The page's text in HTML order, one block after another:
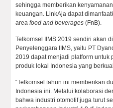
sehingga memberikan
keuangan. LinkAja dapat
area food and beverages (FnB).
Telkomsel IIMS 2019 sendiri akan
Penyelenggara IIMS, yaitu PT
2019 dapat menjadi platform
produk lokal Indonesia yang
“Telkomsel tahun ini memberikan
Indonesia ini. Melalui kolaborasi
bahwa industri otomotif juga turut